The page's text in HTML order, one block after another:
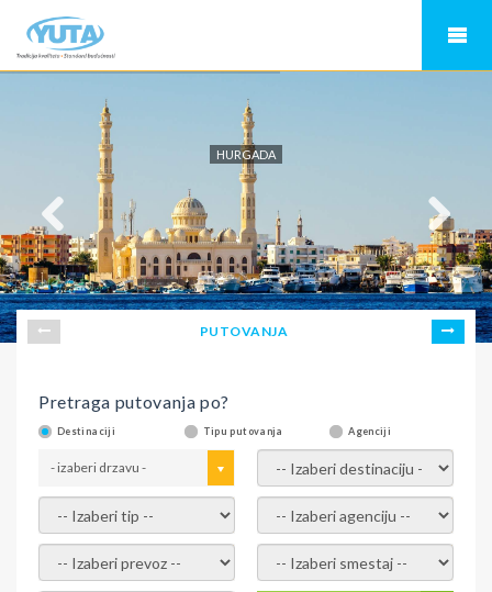
HURGADA
PUTOVANJA
Pretraga putovanja po?
Destinaciji Tipu putovanja Agenciji
- izaberi drzavu - - izaberi destinaciju -
- izaberi tip - - izaberi agenciju -
- izaberi prevoz - - Izaberite smestaj -